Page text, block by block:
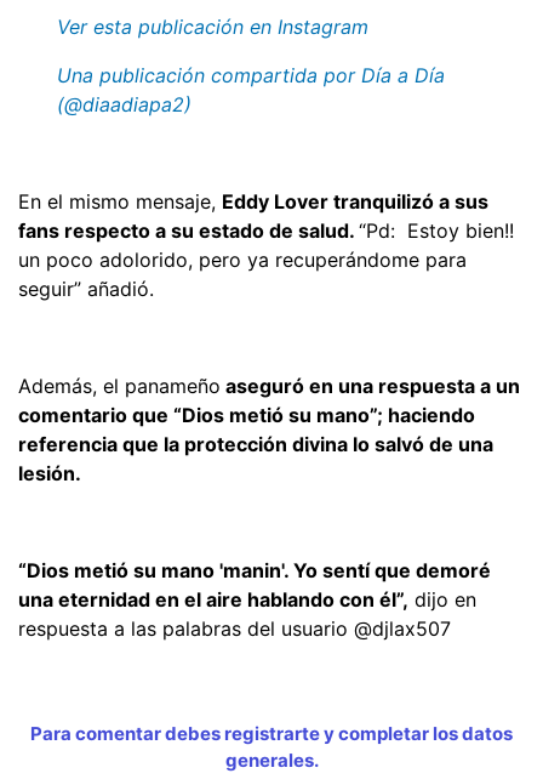
Ver esta publicación en Instagram
Una publicación compartida por Día a Día
(@diaadiapa2)
En el mismo mensaje, Eddy Lover tranquilizó a sus
fans respecto a su estado de salud. “Pd: Estoy bien!!
un poco adolorido, pero ya recuperándome para
seguir” añadió.
Además, el panameño aseguró en una respuesta a un
comentario que “Dios metió su mano”; haciendo
referencia que la protección divina lo salvó de una
lesión.
“Dios metió su mano 'manin'. Yo sentí que demoré
una eternidad en el aire hablando con él”, dijo en
respuesta a las palabras del usuario @djlax507
Para comentar debes registrarte y completar los datos
generales.